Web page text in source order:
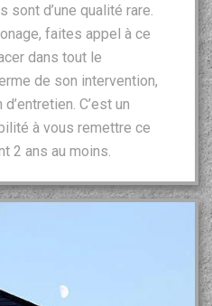
sont d’une qualité rare.
faites appel à ce
dans tout le
de son intervention,
C’est un
à vous remettre ce
2 ans au moins.